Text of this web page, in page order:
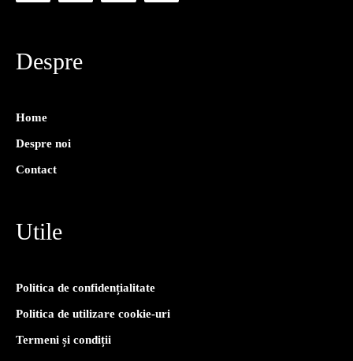
Despre
Home
Despre noi
Contact
Utile
Politica de confidențialitate
Politica de utilizare cookie-uri
Termeni și condiții